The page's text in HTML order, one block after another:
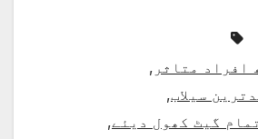
,
سیلاب,
گیٹ کھول دیئے,